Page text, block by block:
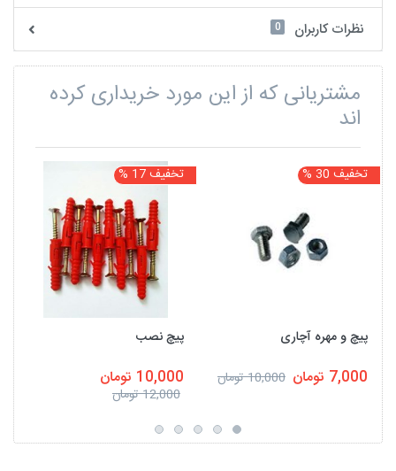
نظرات کاربران
0
مشتریانی که از این مورد خریداری کرده
اند
تخفیف 30 %
پیچ و مهره آچاری
7,000 تومان 10,000 تومان
تخفیف 17 %
پیچ نصب
10,000 تومان
12,000 تومان